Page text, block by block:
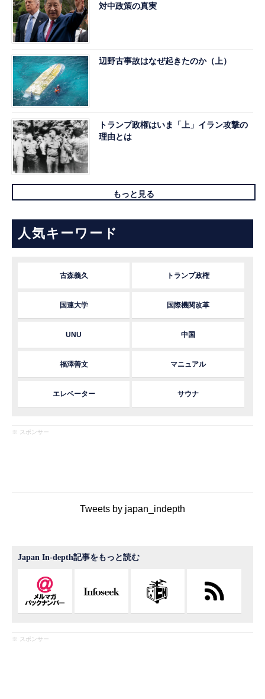
対中政策の真実
辺野古事故はなぜ起きたのか（上）
トランプ政権はいま「上」イラン攻撃の
理由とは
もっと見る
人気キーワード
古森義久 トランプ政権
国連大学 国際機関改革
UNU 中国
福澤善文 マニュアル
エレベーター サウナ
※ スポンサー
Tweets by japan_indepth
Japan In-depth記事をもっと読む
※ スポンサー